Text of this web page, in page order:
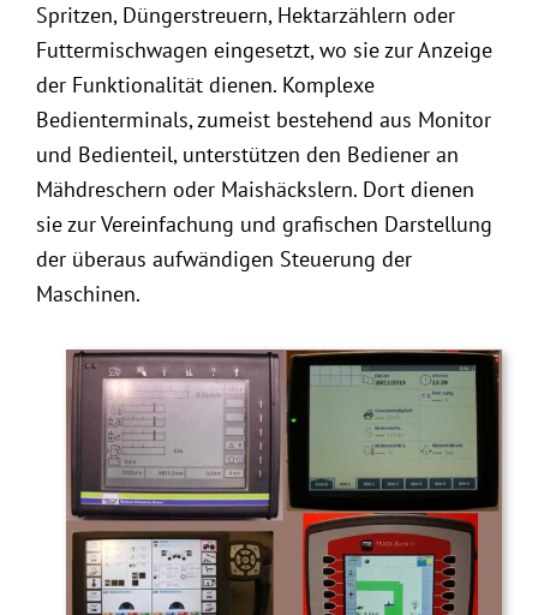
Spritzen, Düngerstreuern, Hektarzählern oder
Futtermischwagen eingesetzt, wo sie zur Anzeige
der Funktionalität dienen. Komplexe
Bedienterminals, zumeist bestehend aus Monitor
und Bedienteil, unterstützen den Bediener an
Mähdreschern oder Maishäckslern. Dort dienen
sie zur Vereinfachung und grafischen Darstellung
der überaus aufwändigen Steuerung der
Maschinen.